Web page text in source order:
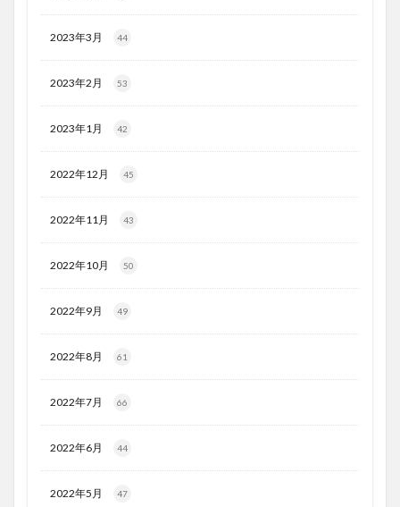
2023年3月 44
2023年2月 53
2023年1月 42
2022年12月 45
2022年11月 43
2022年10月 50
2022年9月 49
2022年8月 61
2022年7月 66
2022年6月 44
2022年5月 47